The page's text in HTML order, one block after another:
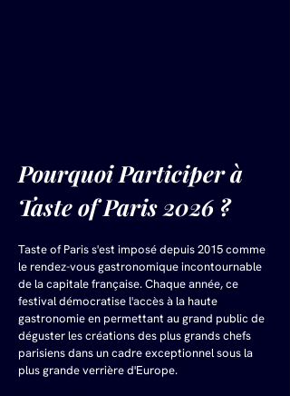
Pourquoi Participer à
Taste of Paris 2026 ?
Taste of Paris s'est imposé depuis 2015 comme
le rendez-vous gastronomique incontournable
de la capitale française. Chaque année, ce
festival démocratise l'accès à la haute
gastronomie en permettant au grand public de
déguster les créations des plus grands chefs
parisiens dans un cadre exceptionnel sous la
plus grande verrière d'Europe.